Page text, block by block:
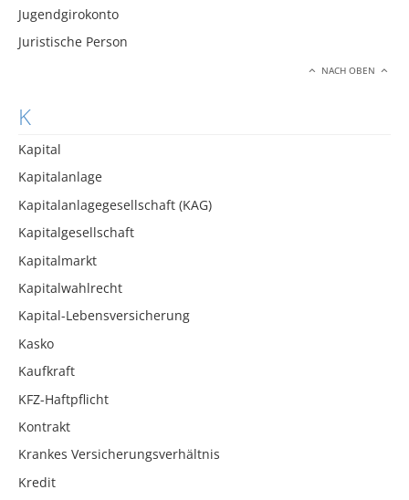
Jugendgirokonto
Juristische Person
NACH OBEN
K
Kapital
Kapitalanlage
Kapitalanlagegesellschaft (KAG)
Kapitalgesellschaft
Kapitalmarkt
Kapitalwahlrecht
Kapital-Lebensversicherung
Kasko
Kaufkraft
KFZ-Haftpflicht
Kontrakt
Krankes Versicherungsverhältnis
Kredit